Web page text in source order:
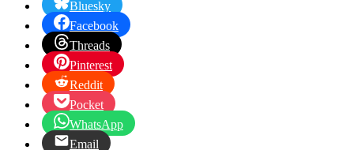
Bluesky
Facebook
Threads
Pinterest
Reddit
Pocket
WhatsApp
Email